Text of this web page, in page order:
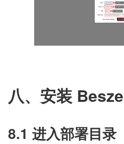
八、安装
8.1 进入部署目录